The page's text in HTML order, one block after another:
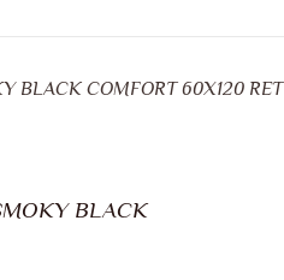
COMFORT 60X120 RET
BLACK